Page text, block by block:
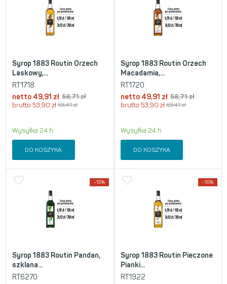
Syrop 1883 Routin Orzech
Laskowy,...
RT1718
netto 49,91 zł 58,71zł
brutto 53,90 zł 63,41zł
Wysyłka 24 h
DO KOSZYKA
Syrop 1883 Routin Orzech
Macadamia,...
RT1720
netto 49,91 zł 58,71zł
brutto 53,90 zł 63,41zł
Wysyłka 24 h
DO KOSZYKA
-15%
Syrop 1883 Routin Pandan,
szklana...
RT6270
-15%
Syrop 1883 Routin Pieczone
Pianki...
RT1922